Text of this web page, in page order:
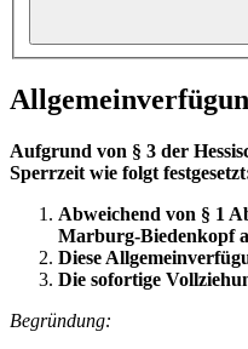
Aufgrund von § 3 der
Sperrzeit wie folgt
Abweichend von § 1
Marburg-Biedenkopf
Diese
Die sofortige
Begründung: